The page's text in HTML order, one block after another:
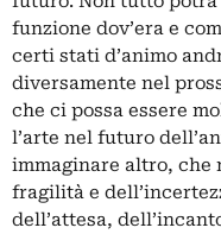
funzione dov’era e
certi stati d’animo
diversamente nel
che ci possa essere
l’arte nel futuro
immaginare altro, che
fragilità e
dell’attesa,